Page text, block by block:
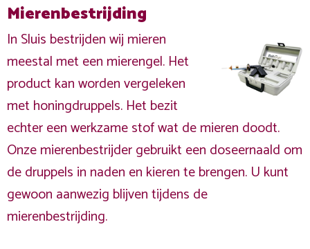
Mierenbestrijding
In Sluis bestrijden wij mieren
meestal met een mierengel. Het
product kan worden vergeleken
met honingdruppels. Het bezit
echter een werkzame stof wat de mieren doodt.
Onze mierenbestrijder gebruikt een doseernaald om
de druppels in naden en kieren te brengen. U kunt
gewoon aanwezig blijven tijdens de
mierenbestrijding.